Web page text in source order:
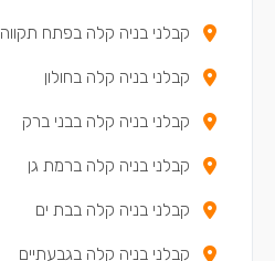
קבלני בניה קלה בפתח תקווה
קבלני בניה קלה בחולון
קבלני בניה קלה בבני ברק
קבלני בניה קלה ברמת גן
קבלני בניה קלה בבת ים
קבלני בניה קלה בגבעתיים